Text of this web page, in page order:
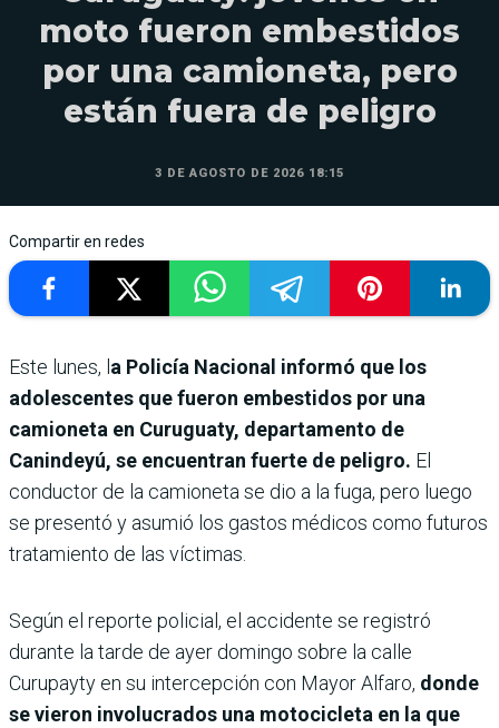
moto fueron embestidos
por una camioneta, pero
están fuera de peligro
3 DE AGOSTO DE 2026 18:15
Compartir en redes
Este lunes, l a Policía Nacional informó que los
adolescentes que fueron embestidos por una
camioneta en Curuguaty, departamento de
Canindeyú, se encuentran fuerte de peligro. El
conductor de la camioneta se dio a la fuga, pero luego
se presentó y asumió los gastos médicos como futuros
tratamiento de las víctimas.
Según el reporte policial, el accidente se registró
durante la tarde de ayer domingo sobre la calle
Curupayty en su intercepción con Mayor Alfaro, donde
se vieron involucrados una motocicleta en la que